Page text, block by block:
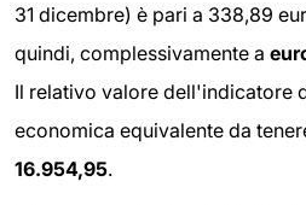
31 dicembre) è pari a 338,89
quindi, complessivamente a
Il relativo valore dell'indicatore
economica equivalente da
16.954,95.